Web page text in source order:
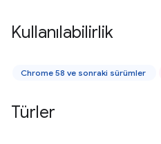
Kullanılabilirlik
Chrome 58 ve sonraki sürümler
Türler